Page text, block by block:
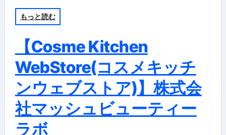
もっと読む
【Cosme Kitchen
WebStore(コスメキッチ
ンウェブストア)】株式会
社マッシュビューティー
ラボ